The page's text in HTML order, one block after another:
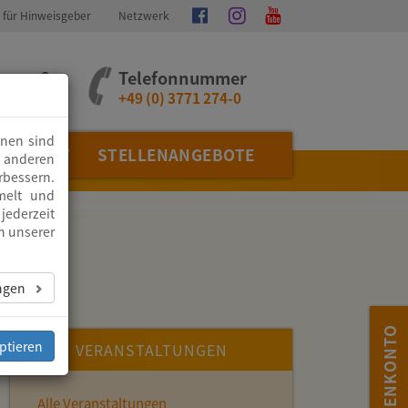
Hinweisgeber Netzwerk
Telefonnummer
+49 (0) 3771 274-0
STELLENANGEBOTE
VERANSTALTUNGEN
Alle Veranstaltungen
sind
und
unserer